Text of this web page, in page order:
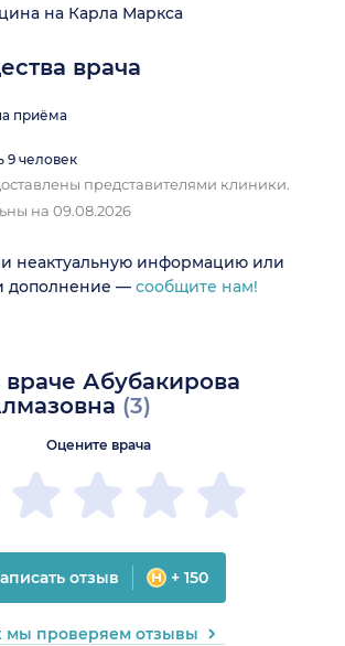
на Карла Маркса
врача
приёма
9 человек
представителями клиники.
на 09.08.2026
неактуальную информацию или
дополнение — сообщите нам!
Абубакирова
(3)
Оцените врача
отзыв + 150
мы проверяем отзывы